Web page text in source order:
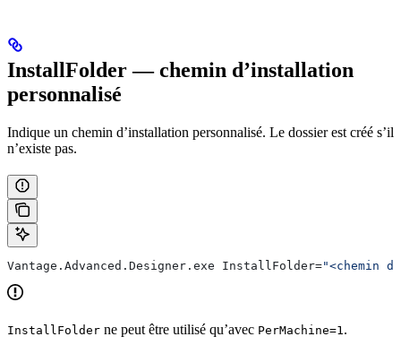
InstallFolder — chemin d’installation
personnalisé
Indique un chemin d’installation personnalisé. Le dossier est créé s’il
n’existe pas.
Vantage.Advanced.Designer.exe InstallFolder="<chemin
InstallFolder ne peut être utilisé qu’avec PerMachine=1 .